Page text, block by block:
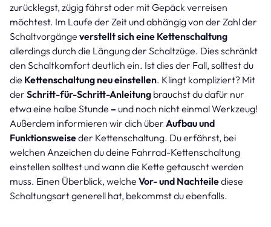
zurücklegst, zügig fährst oder mit Gepäck verreisen
möchtest. Im Laufe der Zeit und abhängig von der Zahl der
Schaltvorgänge verstellt sich eine Kettenschaltung
allerdings durch die Längung der Schaltzüge. Dies schränkt
den Schaltkomfort deutlich ein. Ist dies der Fall, solltest du
die Kettenschaltung neu einstellen. Klingt kompliziert? Mit
der Schritt-für-Schritt-Anleitung brauchst du dafür nur
etwa eine halbe Stunde – und noch nicht einmal Werkzeug!
Außerdem informieren wir dich über Aufbau und
Funktionsweiseder Kettenschaltung. Du erfährst, bei
welchen Anzeichen du deine Fahrrad-Kettenschaltung
einstellen solltest und wann die Kette getauscht werden
muss. Einen Überblick, welche Vor- und Nachteilediese
Schaltungsart generell hat, bekommst du ebenfalls.